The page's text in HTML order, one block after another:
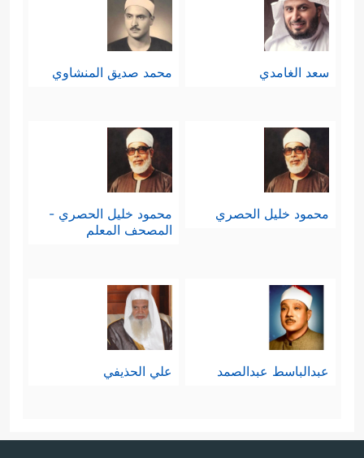
سعد الغامدي محمد صديق المنشاوي
محمود خليل الحصري
محمود خليل الحصري -
المصحف المعلم
عبدالباسط عبدالصمد علي الحذيفي